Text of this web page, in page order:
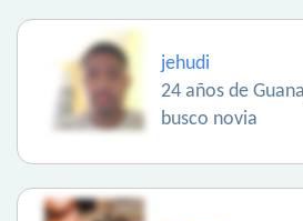
jehudi
24 años de
busco novia